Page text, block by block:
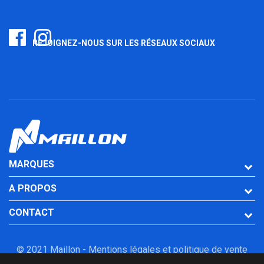
REJOIGNEZ-NOUS SUR LES RÉSEAUX SOCIAUX
MARQUES
A PROPOS
CONTACT
© 2021 Maillon - Mentions légales et politique de vente